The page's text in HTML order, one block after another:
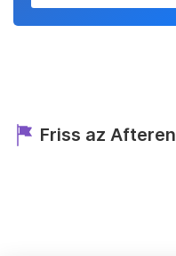
Friss az Afteren